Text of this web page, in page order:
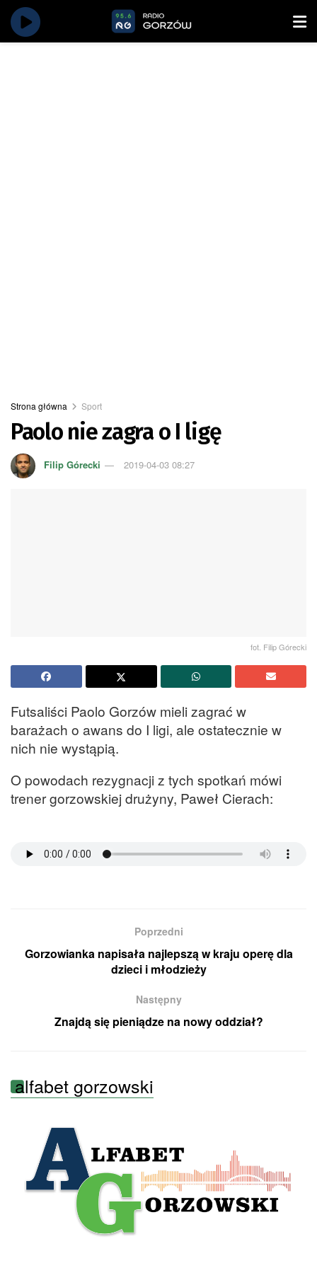
Strona główna Sport
Paolo nie zagra o I ligę
Filip Górecki 2019-04-03 08:27
fot. Filip Górecki
Futsaliści Paolo Gorzów mieli zagrać w
barażach o awans do I ligi, ale ostatecznie w
nich nie wystąpią.
O powodach rezygnacji z tych spotkań mówi
trener gorzowskiej drużyny, Paweł Cierach:
Poprzedni
Gorzowianka napisała najlepszą w kraju operę dla
dzieci i młodzieży
Następny
Znajdą się pieniądze na nowy oddział?
alfabet gorzowski